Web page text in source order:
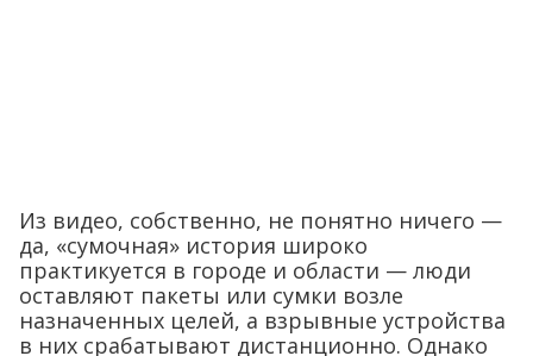
Из видео, собственно, не понятно ничего —
да, «сумочная» история широко
практикуется в городе и области — люди
оставляют пакеты или сумки возле
назначенных целей, а взрывные устройства
в них срабатывают дистанционно. Однако